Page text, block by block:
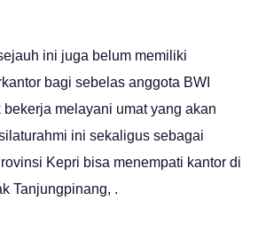
ini juga belum memiliki
bagi sebelas anggota BWI
melayani umat yang akan
ini sekaligus sebagai
Kepri bisa menempati kantor di
Tanjungpinang, .